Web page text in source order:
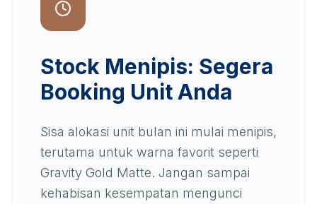
Stock Menipis: Segera
Booking Unit Anda
Sisa alokasi unit bulan ini mulai menipis,
terutama untuk warna favorit seperti
Gravity Gold Matte. Jangan sampai
kehabisan kesempatan mengunci